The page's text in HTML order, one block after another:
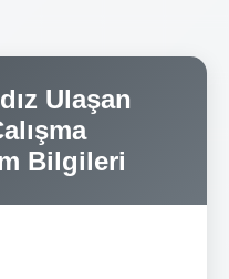
Ulaşan
Bilgileri